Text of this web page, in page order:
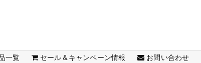
一覧 セール＆キャンペーン情報 お問い合わせ